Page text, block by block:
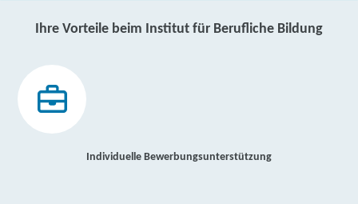
Ihre Vorteile beim Institut für Berufliche Bildung
Individuelle Bewerbungsunterstützung